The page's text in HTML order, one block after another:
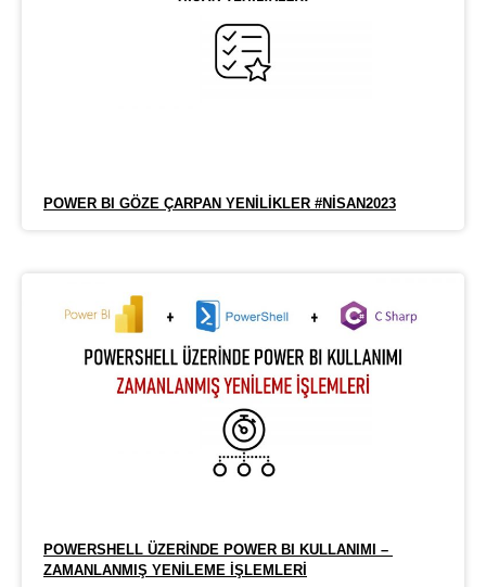
POWER BI GÖZE ÇARPAN YENILIKLER #NISAN2023
POWERSHELL ÜZERINDE POWER BI KULLANIMI –
ZAMANLANMIŞ YENILEME İŞLEMLERI